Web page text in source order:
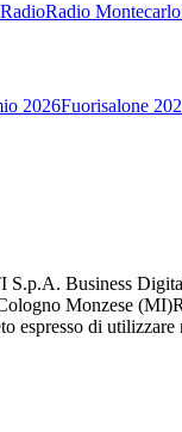
Radio Montecarlo
2026Fuorisalone
S.p.A. Business
Monzese (MI)
espresso di